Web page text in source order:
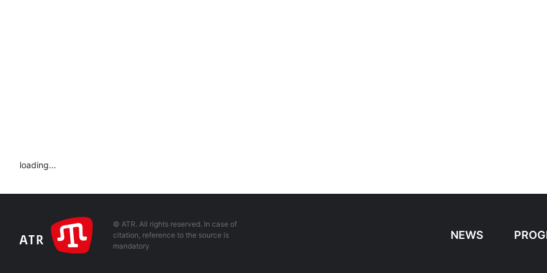
loading...
© ATR. All rights reserved. In case of
citation, reference to the source is
mandatory
NEWS